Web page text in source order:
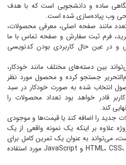
ساده و دانشجویی است که با هدف
وب پیاده‌سازی شده است.
مانند صفحه اصلی، معرفی محصولات،
خرید، فرم ثبت سفارش و صفحه تماس با ما
و در عین حال کاربردی بودن کدنویسی
بین دسته‌های مختلف مانند خودکار،
جستجو کرده و محصول مورد نظر
انتخاب‌ شده به صورت خودکار در سبد
قادر خواهد بود تعداد محصولات را
کند.
جدید را اضافه کند یا قیمت‌ها و موجودی
علاوه بر اینکه یک نمونه واقعی از یک
است، می‌تواند به عنوان یک تمرین کامل برای
یادگیری مفاهیم HTML، CSS، PHP، MySQL و JavaScript مورد استفاده